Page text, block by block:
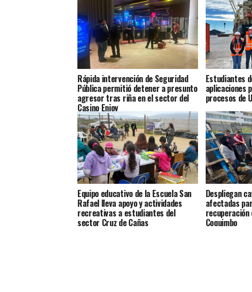
Rápida intervención de Seguridad
Pública permitió detener a presunto
agresor tras riña en el sector del
Casino Enjoy
Estudiantes
aplicaciones
procesos de
Equipo educativo de la Escuela San
Rafael lleva apoyo y actividades
recreativas a estudiantes del
sector Cruz de Cañas
Despliegan
afectadas
recuperación
Coquimbo